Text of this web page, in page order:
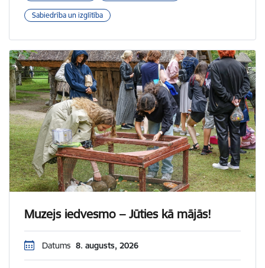
Sabiedrība un izglītība
Muzejs iedvesmo – Jūties kā mājās!
Datums 8. augusts, 2026